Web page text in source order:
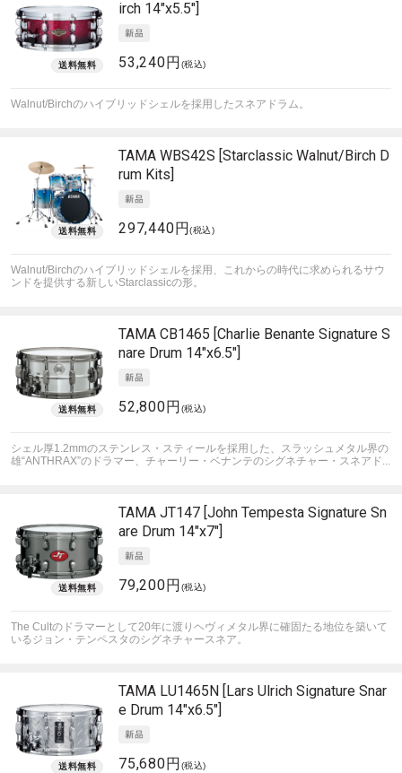
irch 14"x5.5"]
53,240円 (税込)
Walnut/Birchのハイブリッドシェルを採用したスネアドラム。
TAMA WBS42S [Starclassic Walnut/Birch D
rum Kits]
297,440円(税込)
Walnut/Birchのハイブリッドシェルを採用、これからの時代に求められるサウ
ンドを提供する新しいStarclassicの形。
TAMA CB1465 [Charlie Benante Signature S
nare Drum 14"x6.5"]
52,800円 (税込)
シェル厚1.2mmのステンレス・スティールを採用した、スラッシュメタル界の
雄“ANTHRAX”のドラマー、チャーリー・ベナンテのシグネチャー・スネアド...
TAMA JT147 [John Tempesta Signature Sn
are Drum 14"x7"]
79,200円 (税込)
The Cultのドラマーとして20年に渡りヘヴィメタル界に確固たる地位を築いて
いるジョン・テンペスタのシグネチャースネア。
TAMA LU1465N [Lars Ulrich Signature Snar
e Drum 14"x6.5"]
75,680円 (税込)